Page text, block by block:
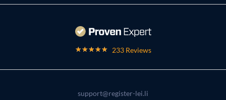
233 Reviews
support@register-lei.li